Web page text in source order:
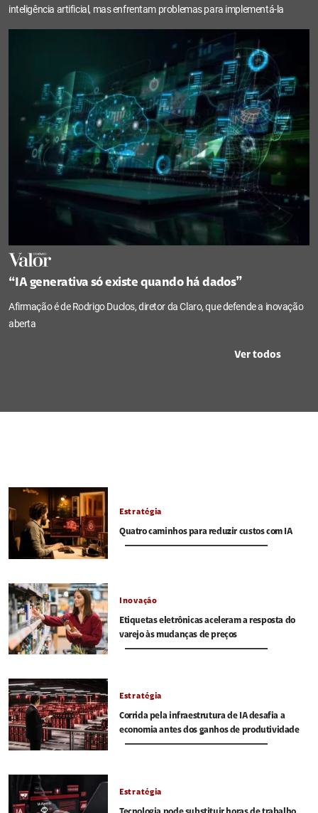
inteligência artificial, mas enfrentam problemas para implementá-la
“IA generativa só existe quando há dados”
Afirmação é de Rodrigo Duclos, diretor da Claro, que defende a inovação
aberta
Ver todos
Estratégia
Quatro caminhos para reduzir custos com IA
Inovação
Etiquetas eletrônicas aceleram a resposta do
varejo às mudanças de preços
Estratégia
Corrida pela infraestrutura de IA desafia a
economia antes dos ganhos de produtividade
Estratégia